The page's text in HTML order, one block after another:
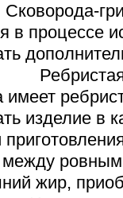
в процессе
Ребристая
имеет
изделие в
между
жир,